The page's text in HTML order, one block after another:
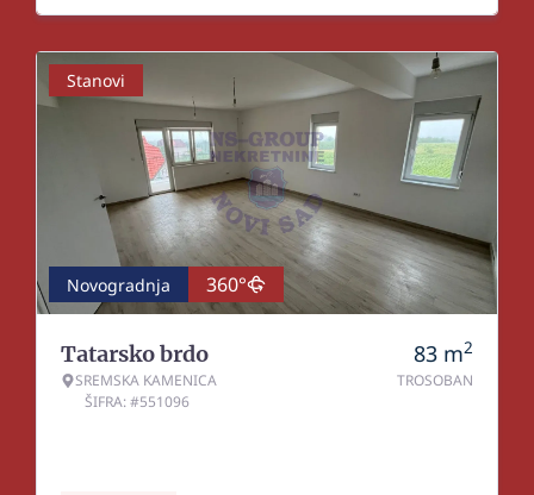
Stanovi
Novogradnja 360°
Tatarsko brdo
SREMSKA KAMENICA
ŠIFRA: #551096
83 m2
TROSOBAN